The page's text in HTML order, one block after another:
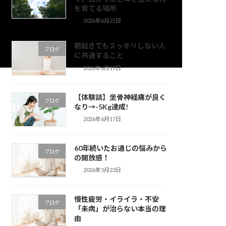
を育てる場所
2026年6月21日
ブログ
朝起きてもスッキリしない人
に共通すること
2026年6月19日
ブログ
【体験談】坐骨神経痛が良く
なり→-5Kg達成!
2026年6月17日
ブログ
60年続いたお通じの悩みから
の開放感！
2026年5月23日
ブログ
慢性疲労・イライラ・不安
「未病」が治らない本当の理
由